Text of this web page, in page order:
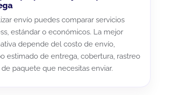
envío puedes comparar servicios
estándar o económicos. La mejor
depende del costo de envío,
estimado de entrega, cobertura, rastreo
paquete que necesitas enviar.